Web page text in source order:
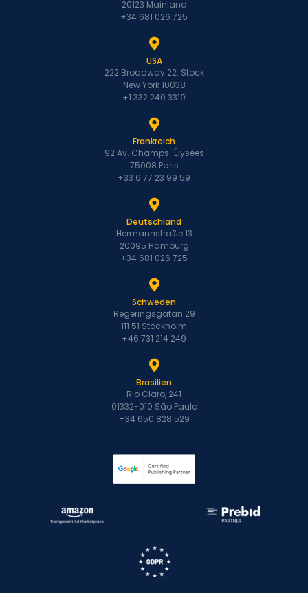
20123 Mainland
+34 681 026 725
USA
222 Broadway 22. Stock
New York 10038
+1 332 240 3319
Frankreich
92 Av. Champs-Élysées
75008 Paris
+33 6 77 23 99 59
Deutschland
Hermannstraße 13
20095 Hamburg
+34 681 026 725
Schweden
Regeringsgatan 29
111 51 Stockholm
+46 731 214 249
Brasilien
Rio Claro, 241
01332-010 São Paulo
+34 650 828 529